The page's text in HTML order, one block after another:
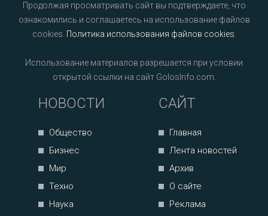
Продолжая просматривать сайт вы подтверждаете, что
ознакомились и соглашаетесь на использование файлов
cookies. Политика использования файлов cookies
Использование материалов разрешается при условии
открытой ссылки на сайт GolosInfo.com.
НОВОСТИ
Общество
Бизнес
Мир
Техно
Наука
САЙТ
Главная
Лента новостей
Архив
О сайте
Реклама